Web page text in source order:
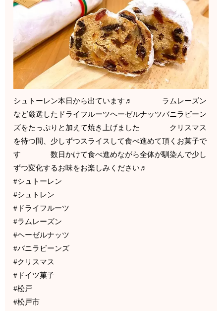
シュトーレン本日から出ています♬ ラムレーズン
など厳選したドライフルーツヘーゼルナッツバニラビーン
ズをたっぷりと加えて焼き上げました クリスマス
を待つ間、少しずつスライスして食べ進めて頂くお菓子で
す 数日かけて食べ進めながら全体が馴染んで少し
ずつ変化するお味をお楽しみください♬
#シュトーレン
#シュトレン
#ドライフルーツ
#ラムレーズン
#ヘーゼルナッツ
#バニラビーンズ
#クリスマス
#ドイツ菓子
#松戸
#松戸市